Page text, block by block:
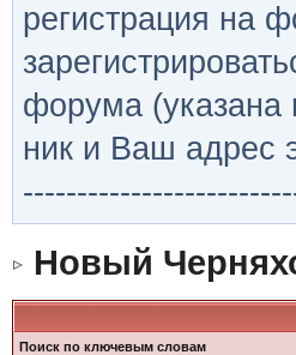
регистрация на
форума (указана
ник и Ваш адрес
Новый
Поиск по ключевым словам